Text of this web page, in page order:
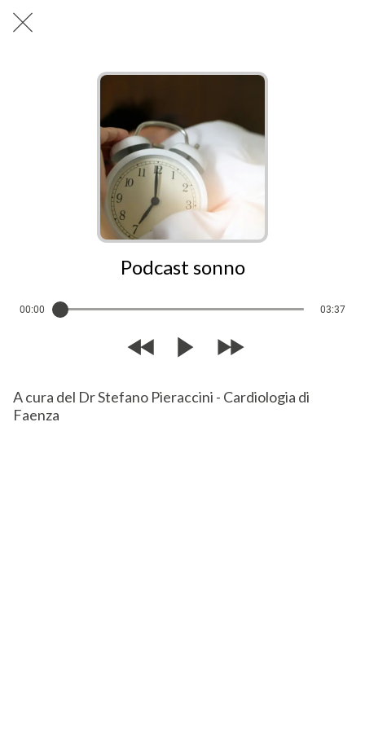
Podcast sonno
00:00 03:37
A cura del Dr Stefano Pieraccini - Cardiologia di
Faenza